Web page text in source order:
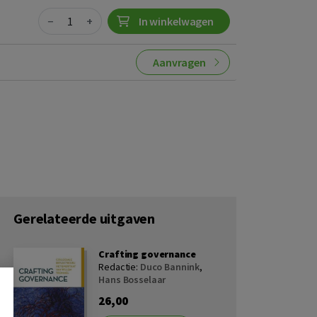
Quantity
− + In winkelwagen
Aanvragen
Gerelateerde uitgaven
Crafting governance
Redactie: Duco Bannink,
Hans Bosselaar
26,00